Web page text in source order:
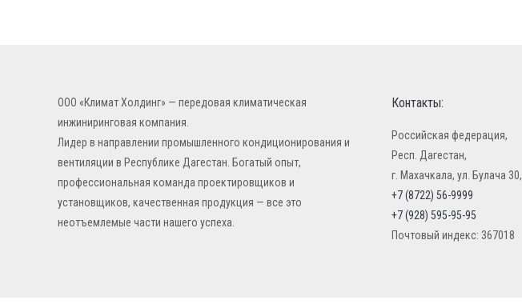
ООО «Климат Холдинг» — передовая климатическая
инжиниринговая компания.
Лидер в направлении промышленного кондиционирования и
вентиляции в Республике Дагестан. Богатый опыт,
профессиональная команда проектировщиков и
установщиков, качественная продукция — все это
неотъемлемые части нашего успеха.
Контакты:
Российская федерация,
Респ. Дагестан,
г. Махачкала, ул. Булача 30,
+7 (8722) 56-9999
+7 (928) 595-95-95
Почтовый индекс: 367018